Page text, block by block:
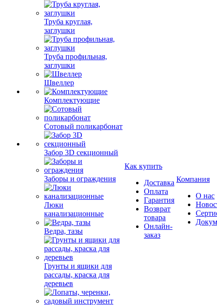
Труба круглая,
заглушки
Труба профильная,
заглушки
Швеллер
Комплектующие
Сотовый поликарбонат
Забор 3D секционный
Заборы и ограждения
Люки
канализационные
Ведра, тазы
Грунты и ящики для
рассады, краска для
деревьев
Как купить
Доставка
Оплата
Гарантия
Возврат
товара
Онлайн-
заказ
Компания
О нас